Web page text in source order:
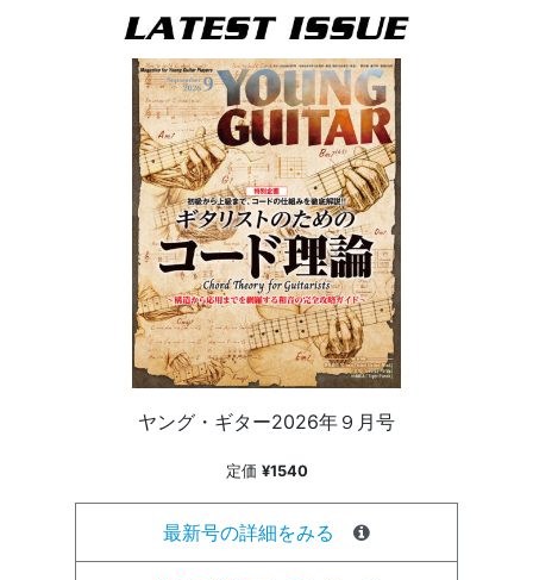
ヤング・ギター2026年９月号
定価 ¥1540
最新号の詳細をみる